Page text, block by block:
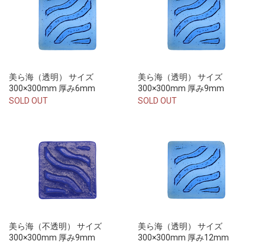
美ら海（透明） サイズ
300×300mm 厚み6mm
SOLD OUT
美ら海（透明） サイズ
300×300mm 厚み9mm
SOLD OUT
美ら海（不透明） サイズ
300×300mm 厚み9mm
美ら海（透明） サイズ
300×300mm 厚み12mm